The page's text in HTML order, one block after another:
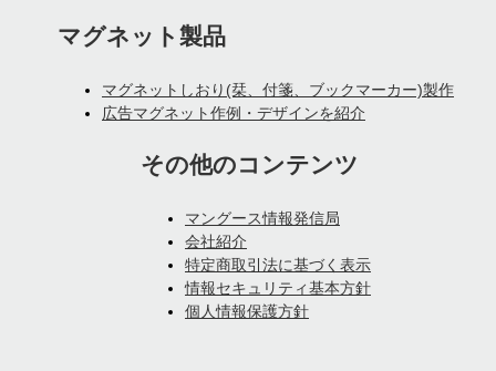
マグネット製品
マグネットしおり(栞、付箋、ブックマーカー)製作
広告マグネット作例・デザインを紹介
その他のコンテンツ
マングース情報発信局
会社紹介
特定商取引法に基づく表示
情報セキュリティ基本方針
個人情報保護方針